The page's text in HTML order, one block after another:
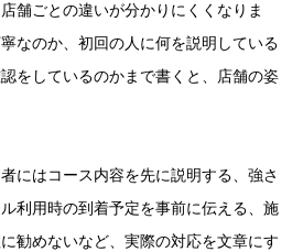
舗ごとの違いが分かりにくくなりま
なのか、初回の人に何を説明している
をしているのかまで書くと、店舗の姿
にはコース内容を先に説明する、強さ
利用時の到着予定を事前に伝える、施
勧めないなど、実際の対応を文章にす